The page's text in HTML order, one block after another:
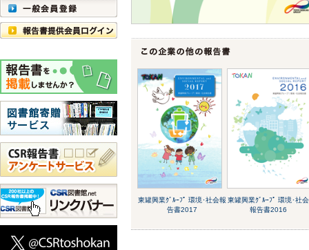
東罐興業ｸﾞﾙｰﾌﾟ 環境･社会報
告書2017
東罐興業ｸﾞﾙｰﾌﾟ 環境･社会
報告書2016